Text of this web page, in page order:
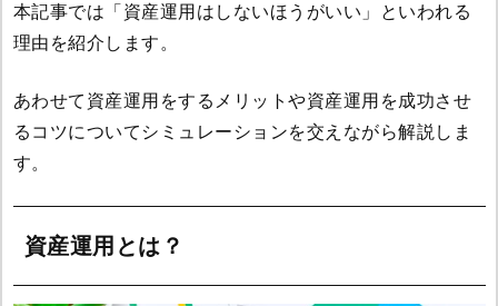
本記事では「資産運用はしないほうがいい」といわれる
理由を紹介します。
あわせて資産運用をするメリットや資産運用を成功させ
るコツについてシミュレーションを交えながら解説しま
す。
資産運用とは？